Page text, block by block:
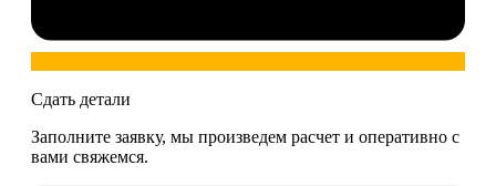
Сдать детали
Заполните заявку, мы произведем расчет и оперативно с
вами свяжемся.